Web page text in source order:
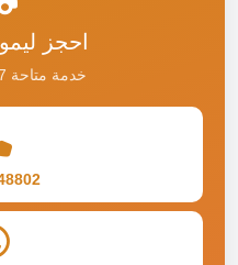
احجز
خدمة متاحة 24/7 بأسعار ثابتة